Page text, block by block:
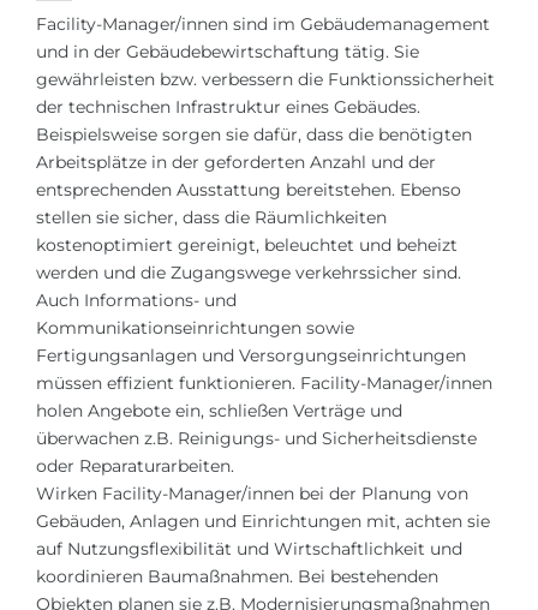
Spezialkurse
Mathematik
Portfolio
GEOGRAFIE
Bundesländer
Städte
BERUFE
Berufe
Studienfächer
Beispiel-Stellenangebote
BERUFSORIENTIERUNG
Holland-Test
Interessenkarte-Test
College
IB Diploma
1. Studienjahr
2.–3. Studienjahr
Bachelorabschluss
Masterabschluss
BEWERBEN FÜR FACHRICHTUNG …
Medizin
Ingenieurwesen
Physik
Management
Anderes Fach
BEWERBEN AUS …
Russland
Facility-Manager/innen sind im Gebäudemanagement
und in der Gebäudebewirtschaftung tätig. Sie
gewährleisten bzw. verbessern die Funktionssicherheit
der technischen Infrastruktur eines Gebäudes.
Beispielsweise sorgen sie dafür, dass die benötigten
Arbeitsplätze in der geforderten Anzahl und der
entsprechenden Ausstattung bereitstehen. Ebenso
stellen sie sicher, dass die Räumlichkeiten
kostenoptimiert gereinigt, beleuchtet und beheizt
werden und die Zugangswege verkehrssicher sind.
Auch Informations- und
Kommunikationseinrichtungen sowie
Fertigungsanlagen und Versorgungseinrichtungen
müssen effizient funktionieren. Facility-Manager/innen
holen Angebote ein, schließen Verträge und
überwachen z.B. Reinigungs- und Sicherheitsdienste
oder Reparaturarbeiten.
Wirken Facility-Manager/innen bei der Planung von
Gebäuden, Anlagen und Einrichtungen mit, achten sie
auf Nutzungsflexibilität und Wirtschaftlichkeit und
koordinieren Baumaßnahmen. Bei bestehenden
Objekten planen sie z.B. Modernisierungsmaßnahmen